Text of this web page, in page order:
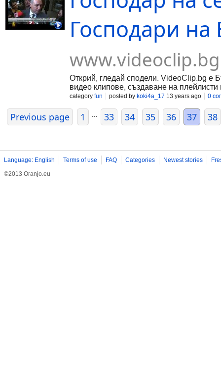
Господари
www.videoclip.bg
Открий, гледай сподели. VideoClip.bg е
видео клипове, създаване на плейлисти
category fun posted by koki4a_17 13 years ago 0
Previous page 1 ... 33 34 35 36 37 38
Language: English Terms of use FAQ Categories Newest stories
©2013 Oranjo.eu